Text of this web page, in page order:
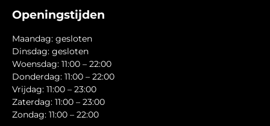
Openingstijden
Maandag: gesloten
Dinsdag: gesloten
Woensdag: 11:00 – 22:00
Donderdag: 11:00 – 22:00
Vrijdag: 11:00 – 23:00
Zaterdag: 11:00 – 23:00
Zondag: 11:00 – 22:00